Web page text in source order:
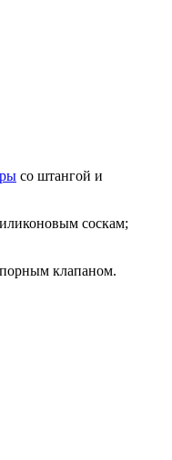
со штангой и
соскам;
клапаном.